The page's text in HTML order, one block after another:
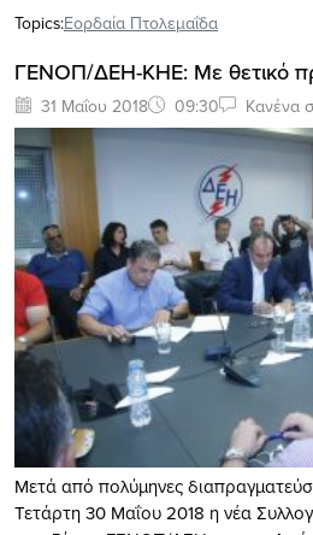
Topics:Εορδαία Πτολεμαΐδα
ΓΕΝΟΠ/ΔΕΗ-ΚΗΕ: Με θετικό
31 Μαΐου 2018 09:30 Κανένα
Μετά από πολύμηνες
Τετάρτη 30 Μαΐου 2018 η νέα